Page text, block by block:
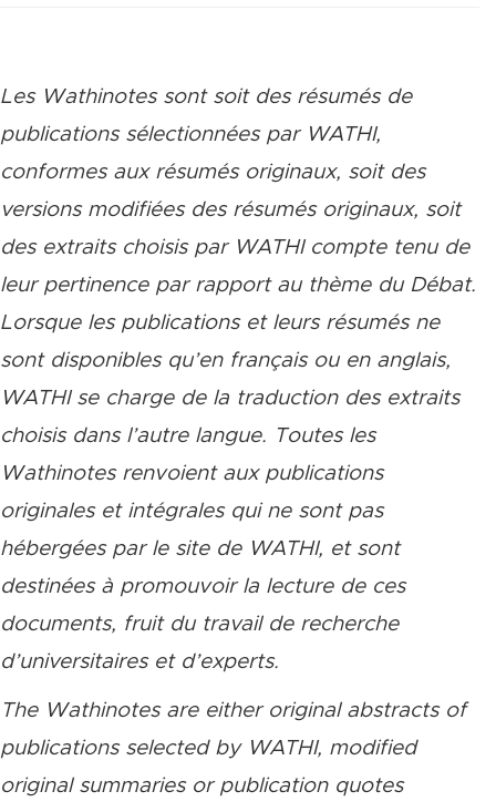
Les Wathinotes sont soit des résumés de
publications sélectionnées par WATHI,
conformes aux résumés originaux, soit des
versions modifiées des résumés originaux, soit
des extraits choisis par WATHI compte tenu de
leur pertinence par rapport au thème du Débat.
Lorsque les publications et leurs résumés ne
sont disponibles qu’en français ou en anglais,
WATHI se charge de la traduction des extraits
choisis dans l’autre langue. Toutes les
Wathinotes renvoient aux publications
originales et intégrales qui ne sont pas
hébergées par le site de WATHI, et sont
destinées à promouvoir la lecture de ces
documents, fruit du travail de recherche
d’universitaires et d’experts.
The Wathinotes are either original abstracts of
publications selected by WATHI, modified
original summaries or publication quotes